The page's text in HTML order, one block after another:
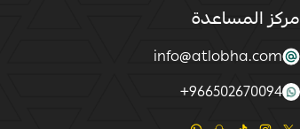
مركز المساعدة
info@atlobha.com
966502670094
+